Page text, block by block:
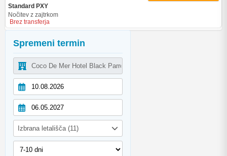
Spremeni termin
Izbrana letališča (11)
Standard PXY
Nočitev z zajtrkom
Brez transferja